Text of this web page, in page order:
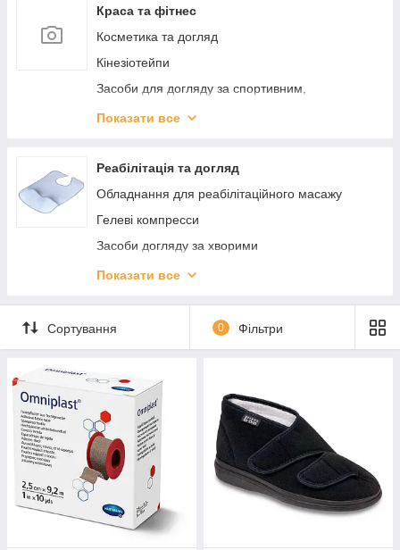
Краса та фітнес
Косметика та догляд
Кінезіотейпи
Засоби для догляду за спортивним,
Показати все
Реабілітація та догляд
Обладнання для реабілітаційного масажу
Гелеві компресси
Засоби догляду за хворими
Паличка для ходьби (Трість)
Приладдя для ванни
Перевязочные средства и уход за ранами
Показати все
Сортування 0 Фільтри